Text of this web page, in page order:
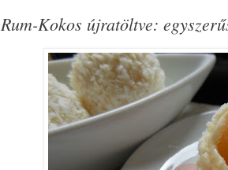
Rum-Kokos újratöltve: